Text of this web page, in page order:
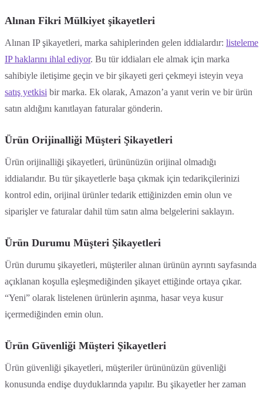
Alınan Fikri Mülkiyet şikayetleri
Alınan IP şikayetleri, marka sahiplerinden gelen iddialardır: listeleme
IP haklarını ihlal ediyor. Bu tür iddiaları ele almak için marka
sahibiyle iletişime geçin ve bir şikayeti geri çekmeyi isteyin veya
satış yetkisi bir marka. Ek olarak, Amazon’a yanıt verin ve bir ürün
satın aldığını kanıtlayan faturalar gönderin.
Ürün Orijinalliği Müşteri Şikayetleri
Ürün orijinalliği şikayetleri, ürününüzün orijinal olmadığı
iddialarıdır. Bu tür şikayetlerle başa çıkmak için tedarikçilerinizi
kontrol edin, orijinal ürünler tedarik ettiğinizden emin olun ve
siparişler ve faturalar dahil tüm satın alma belgelerini saklayın.
Ürün Durumu Müşteri Şikayetleri
Ürün durumu şikayetleri, müşteriler alınan ürünün ayrıntı sayfasında
açıklanan koşulla eşleşmediğinden şikayet ettiğinde ortaya çıkar.
“Yeni” olarak listelenen ürünlerin aşınma, hasar veya kusur
içermediğinden emin olun.
Ürün Güvenliği Müşteri Şikayetleri
Ürün güvenliği şikayetleri, müşteriler ürününüzün güvenliği
konusunda endişe duyduklarında yapılır. Bu şikayetler her zaman